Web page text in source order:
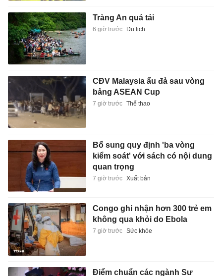
Tràng An quá tải
6 giờ trước Du lịch
CĐV Malaysia ẩu đả sau vòng
bảng ASEAN Cup
7 giờ trước Thể thao
Bổ sung quy định 'ba vòng
kiểm soát' với sách có nội dung
quan trọng
7 giờ trước Xuất bản
Congo ghi nhận hơn 300 trẻ em
không qua khỏi do Ebola
7 giờ trước Sức khỏe
Điểm chuẩn các ngành Sư